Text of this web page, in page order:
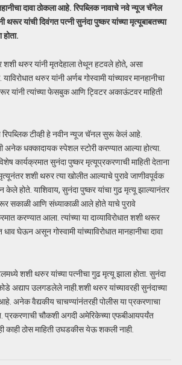
दावा ठोकला आहे. रिपब्लिक नावाचे नवे न्यूज चॅनेल
थरूर यांची दिवंगत पत्नी सुनंदा पुष्कर यांच्या मृत्यूबाबतच्या
शशी थरुर यांनी मृतदेहाला तेथून हटवले होते, असा
थरुर यांनी अर्णब गोस्वामी यांच्यावर मानहानीचा
यांनी त्यांच्या फेसबुक आणि ट्विटर अकाऊंटवर माहिती
रिपब्लिक टीव्ही हे नवीन न्यूज चॅनल सुरू केलं आहे.
अनेक धक्कादायक स्पेशल स्टोरी करण्यात आल्या होत्या.
कार्यक्रमात सुनंदा पुष्कर मृत्यूप्रकरणाची माहिती देताना
मृत्यूनंतर शशी थरुर त्या खोलीत आल्याचे पुरावे जाणीवपूर्वक
केले होते. याशिवाय, सुनंदा पुष्कर यांचा गुढ मृत्यू झाल्यानंतर
सकाळी आणि संध्याकाळी आले होते याचे पुरावे
करण्यात आला. त्यांच्या या दाव्याविरोधात शशी थरूर
घेऊन असून गोस्वामी यांच्याविरोधात मानहानीचा दावा
शशी थरुर यांच्या पत्नीचा गुढ मृत्यू झाला होता. सुनंदा
अद्याप उलगडलेले नाही.शशी थरुर यांच्यावरही सुनंदाच्या
अनेक वैद्यकीय चाचण्यांनंतरही पोलीस या प्रकरणाचा
चौकशी अगदी अमेरिकेच्या एफबीआयपर्यंत
काही ठोस माहिती उघडकीस येऊ शकली नाही.